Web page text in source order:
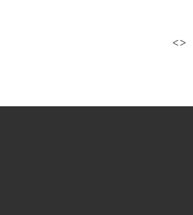
<
>